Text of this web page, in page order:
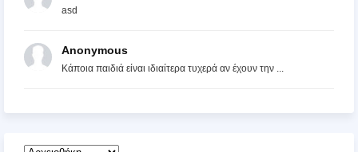
asd
Anonymous
Κάποια παιδιά είναι ιδιαίτερα τυχερά αν έχουν την ...